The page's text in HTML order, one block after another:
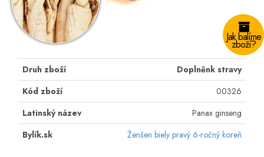
Jak balíme
zboží?
Druh zboží
Doplněnk stravy
Kód zboží
00326
Latinský název
Panax ginseng
Bylík.sk
Ženšen biely pravý 6-ročný koreň